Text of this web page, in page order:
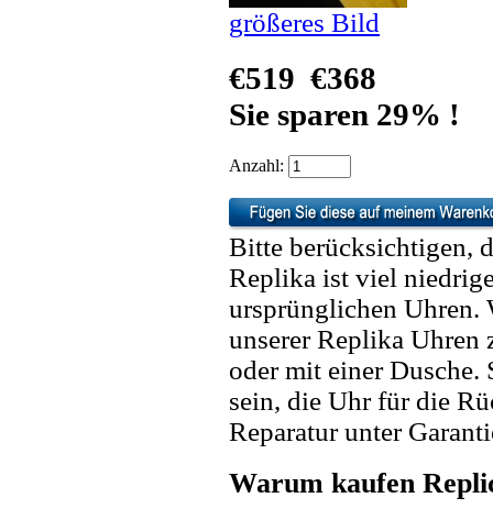
größeres Bild
€519 €368
Sie sparen 29% !
Anzahl:
Bitte berücksichtigen,
Replika ist viel
ursprünglichen Uhren.
unserer Replika Uhren
oder mit einer
sein, die Uhr für die
Reparatur unter
Warum kaufen